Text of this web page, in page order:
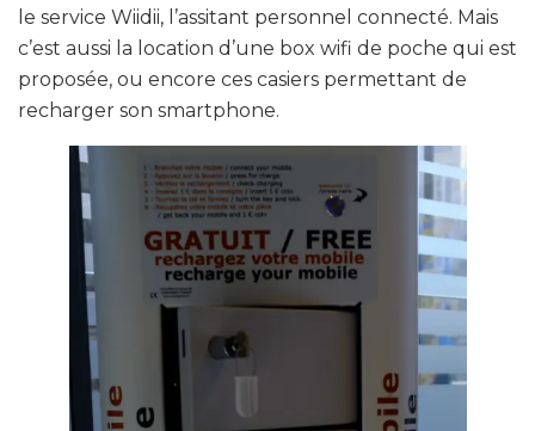
le service Wiidii, l’assitant personnel connecté. Mais
c’est aussi la location d’une box wifi de poche qui est
proposée, ou encore ces casiers permettant de
recharger son smartphone.